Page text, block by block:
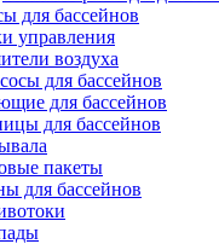
для бассейнов
управления
воздуха
для бассейнов
для бассейнов
для бассейнов
пакеты
для бассейнов